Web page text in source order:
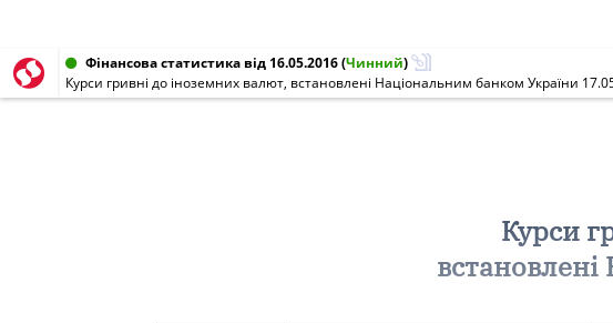
Фінансова статистика від 16.05.2016(Чинний)
Курси гривні до іноземних валют, встановлені Національним банком України
Курси